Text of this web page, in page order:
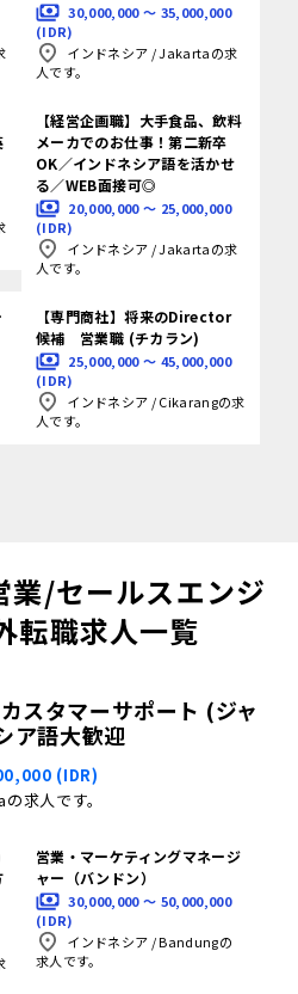
30,000,000 〜 35,000,000
(IDR)
インドネシア /Jakartaの求
人です。
【経営企画職】大手食品、飲料
メーカでのお仕事！第二新卒
OK／インドネシア語を活かせ
る／WEB面接可◎
20,000,000 〜 25,000,000
(IDR)
インドネシア /Jakartaの求
人です。
【専門商社】将来のDirector
候補 営業職 (チカラン)
25,000,000 〜 45,000,000
(IDR)
インドネシア /Cikarangの求
人です。
業/セールスエンジ
転職求人一覧
スタマーサポート (ジャ
ア語大歓迎
(IDR)
求人です。
営業・マーケティングマネージ
ャー（バンドン）
30,000,000 〜 50,000,000
(IDR)
インドネシア /Bandungの
求人です。